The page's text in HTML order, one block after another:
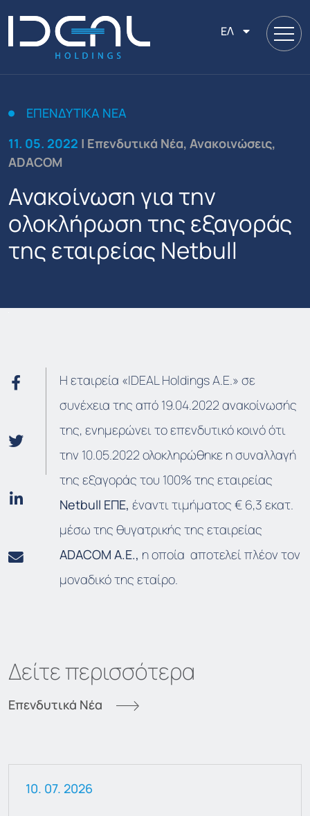
ΕΛ
ΕΠΕΝΔΥΤΙΚΆ ΝΈΑ
11. 05. 2022 | Επενδυτικά Νέα, Ανακοινώσεις,
ADACOM
Ανακοίνωση για την
ολοκλήρωση της εξαγοράς
της εταιρείας Netbull
Η εταιρεία «IDEAL Holdings Α.Ε.» σε
συνέχεια της από 19.04.2022 ανακοίνωσής
της, ενημερώνει το επενδυτικό κοινό ότι
την 10.05.2022 ολοκληρώθηκε η συναλλαγή
της εξαγοράς του 100% της εταιρείας
Netbull ΕΠΕ, έναντι τιμήματος € 6,3 εκατ.
μέσω της θυγατρικής της εταιρείας
ADACOM Α.Ε., η οποία αποτελεί πλέον τον
μοναδικό της εταίρο.
Δείτε περισσότερα
Επενδυτικά Νέα
10. 07. 2026